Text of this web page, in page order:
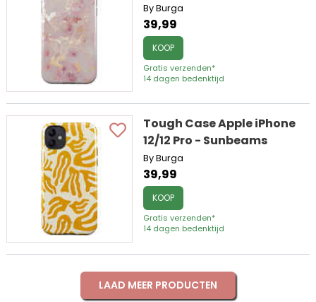
By Burga
39,99
KOOP
Gratis verzenden*
14 dagen bedenktijd
Tough Case Apple iPhone
12/12 Pro - Sunbeams
By Burga
39,99
KOOP
Gratis verzenden*
14 dagen bedenktijd
LAAD MEER PRODUCTEN